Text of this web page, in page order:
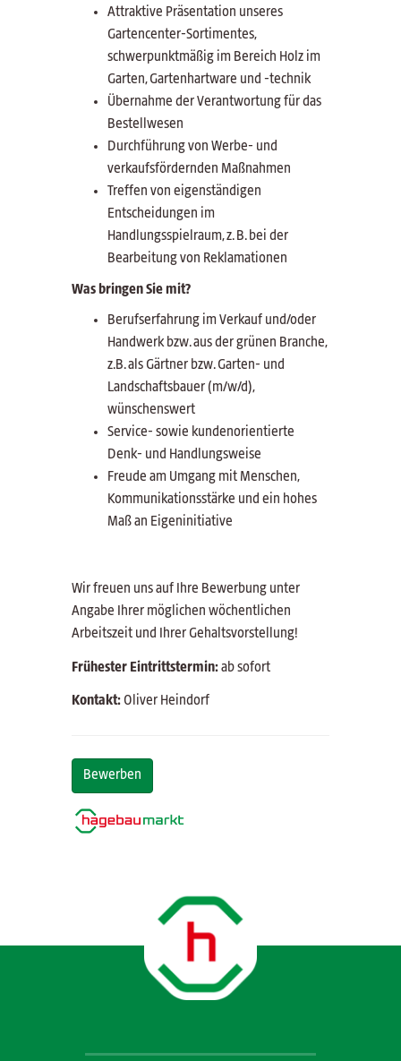
Attraktive Präsentation unseres
Gartencenter-Sortimentes,
schwerpunktmäßig im Bereich Holz im
Garten, Gartenhartware und -technik
Übernahme der Verantwortung für das
Bestellwesen
Durchführung von Werbe- und
verkaufsfördernden Maßnahmen
Treffen von eigenständigen
Entscheidungen im
Handlungsspielraum, z. B. bei der
Bearbeitung von Reklamationen
Was bringen Sie mit?
Berufserfahrung im Verkauf und/oder
Handwerk bzw. aus der grünen Branche,
z.B. als Gärtner bzw. Garten- und
Landschaftsbauer (m/w/d),
wünschenswert
Service- sowie kundenorientierte
Denk- und Handlungsweise
Freude am Umgang mit Menschen,
Kommunikationsstärke und ein hohes
Maß an Eigeninitiative
Wir freuen uns auf Ihre Bewerbung unter
Angabe Ihrer möglichen wöchentlichen
Arbeitszeit und Ihrer Gehaltsvorstellung!
Frühester Eintrittstermin:ab sofort
Kontakt: Oliver Heindorf
Bewerben